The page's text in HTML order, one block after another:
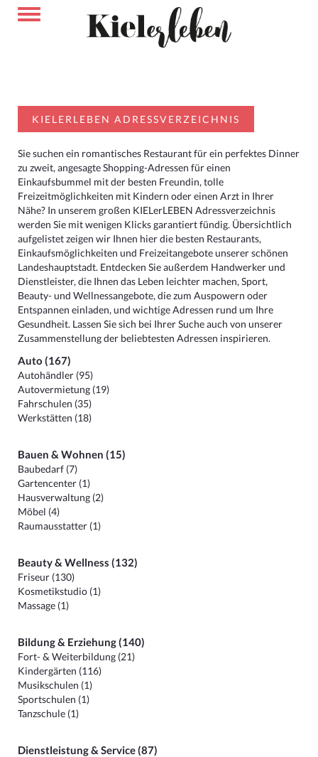
KIELERLEBEN ADRESSVERZEICHNIS
Sie suchen ein romantisches Restaurant für ein perfektes Dinner
zu zweit, angesagte Shopping-Adressen für einen
Einkaufsbummel mit der besten Freundin, tolle
Freizeitmöglichkeiten mit Kindern oder einen Arzt in Ihrer
Nähe? In unserem großen KIELerLEBEN Adressverzeichnis
werden Sie mit wenigen Klicks garantiert fündig. Übersichtlich
aufgelistet zeigen wir Ihnen hier die besten Restaurants,
Einkaufsmöglichkeiten und Freizeitangebote unserer schönen
Landeshauptstadt. Entdecken Sie außerdem Handwerker und
Dienstleister, die Ihnen das Leben leichter machen, Sport,
Beauty- und Wellnessangebote, die zum Auspowern oder
Entspannen einladen, und wichtige Adressen rund um Ihre
Gesundheit. Lassen Sie sich bei Ihrer Suche auch von unserer
Zusammenstellung der beliebtesten Adressen inspirieren.
Auto (167)
Autohändler (95)
Autovermietung (19)
Fahrschulen (35)
Werkstätten (18)
Bauen & Wohnen (15)
Baubedarf (7)
Gartencenter (1)
Hausverwaltung (2)
Möbel (4)
Raumausstatter (1)
Beauty & Wellness (132)
Friseur (130)
Kosmetikstudio (1)
Massage (1)
Bildung & Erziehung (140)
Fort- & Weiterbildung (21)
Kindergärten (116)
Musikschulen (1)
Sportschulen (1)
Tanzschule (1)
Dienstleistung & Service (87)